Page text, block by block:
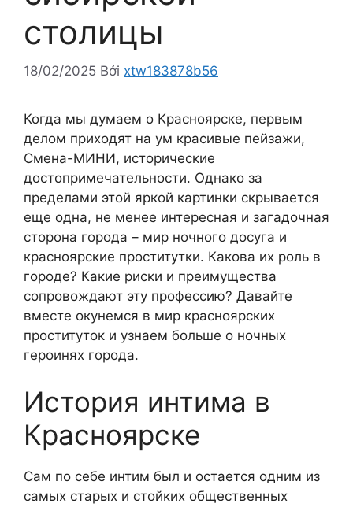
столицы
18/02/2025 Bởi xtw183878b56
Когда мы думаем о Красноярске, первым
делом приходят на ум красивые пейзажи,
Смена-МИНИ, исторические
достопримечательности. Однако за
пределами этой яркой картинки скрывается
еще одна, не менее интересная и загадочная
сторона города – мир ночного досуга и
красноярские проститутки. Какова их роль в
городе? Какие риски и преимущества
сопровождают эту профессию? Давайте
вместе окунемся в мир красноярских
проституток и узнаем больше о ночных
героинях города.
История интима в
Красноярске
Сам по себе интим был и остается одним из
самых старых и стойких общественных